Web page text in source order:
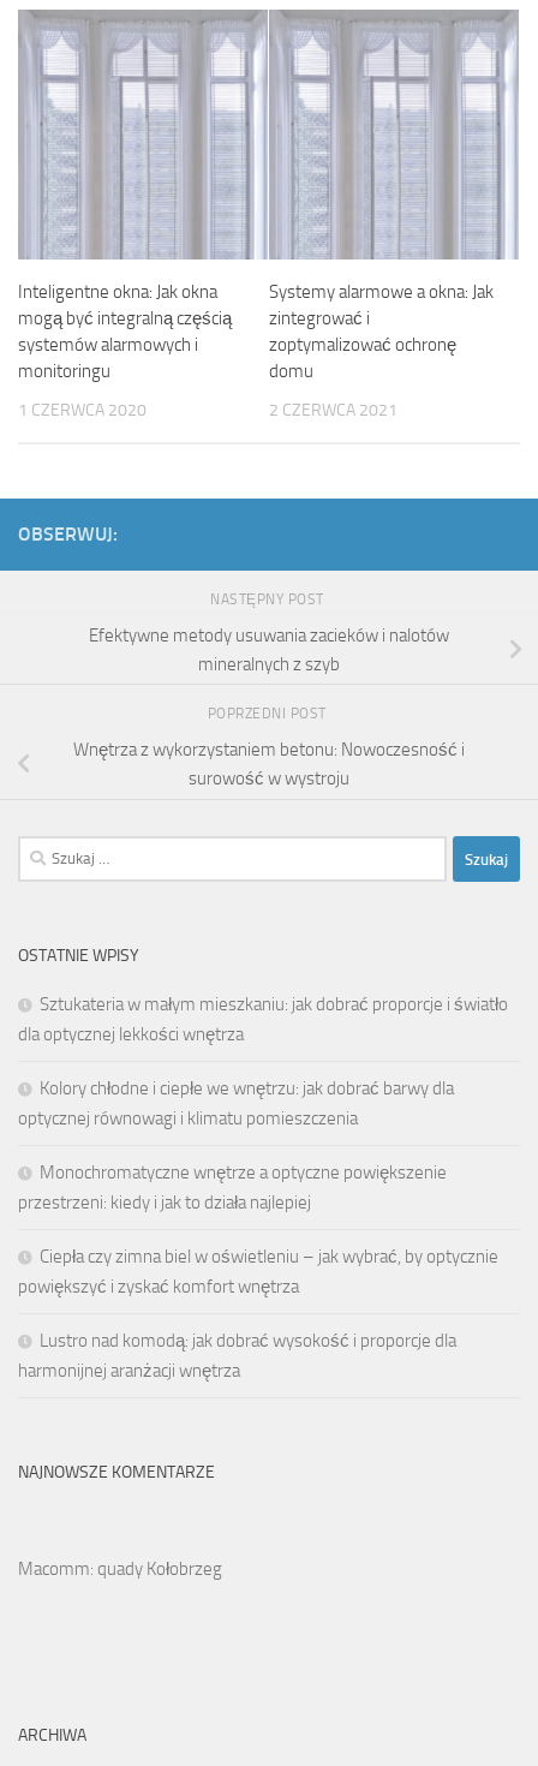
Inteligentne okna: Jak okna
mogą być integralną częścią
systemów alarmowych i
monitoringu
1 CZERWCA 2020
Systemy alarmowe a okna: Jak
zintegrować i
zoptymalizować ochronę
domu
2 CZERWCA 2021
OBSERWUJ:
NASTĘPNY POST
Efektywne metody usuwania zacieków i nalotów
mineralnych z szyb
POPRZEDNI POST
Wnętrza z wykorzystaniem betonu: Nowoczesność i
surowość w wystroju
Szukaj:
OSTATNIE WPISY
Sztukateria w małym mieszkaniu: jak dobrać proporcje i światło
dla optycznej lekkości wnętrza
Kolory chłodne i ciepłe we wnętrzu: jak dobrać barwy dla
optycznej równowagi i klimatu pomieszczenia
Monochromatyczne wnętrze a optyczne powiększenie
przestrzeni: kiedy i jak to działa najlepiej
Ciepła czy zimna biel w oświetleniu – jak wybrać, by optycznie
powiększyć i zyskać komfort wnętrza
Lustro nad komodą: jak dobrać wysokość i proporcje dla
harmonijnej aranżacji wnętrza
NAJNOWSZE KOMENTARZE
Macomm: quady Kołobrzeg
ARCHIWA